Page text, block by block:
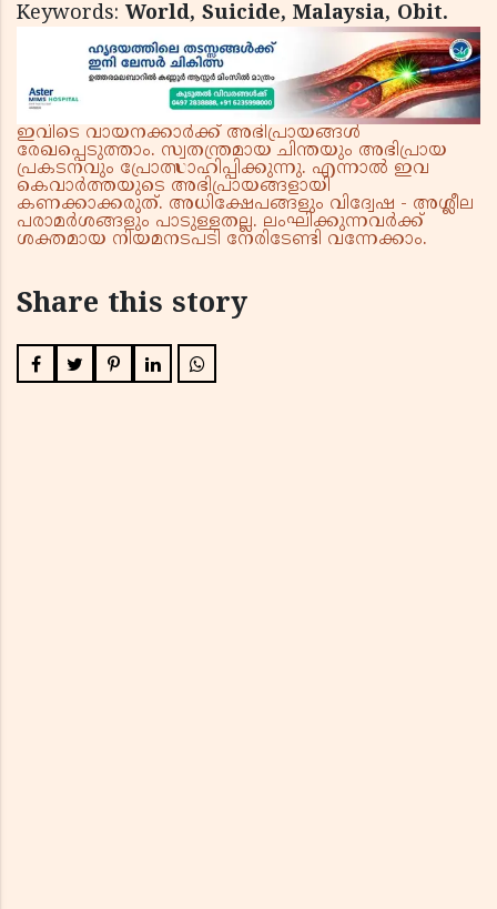
Keywords: World, Suicide, Malaysia, Obit.
ഇവിടെ വായനക്കാർക്ക് അഭിപ്രായങ്ങൾ
രേഖപ്പെടുത്താം. സ്വതന്ത്രമായ ചിന്തയും അഭിപ്രായ
പ്രകടനവും പ്രോത്സാഹിപ്പിക്കുന്നു. എന്നാൽ ഇവ
കെവാർത്തയുടെ അഭിപ്രായങ്ങളായി
കണക്കാക്കരുത്. അധിക്ഷേപങ്ങളും വിദ്വേഷ - അശ്ലീല
പരാമർശങ്ങളും പാടുള്ളതല്ല. ലംഘിക്കുന്നവർക്ക്
ശക്തമായ നിയമനടപടി നേരിടേണ്ടി വന്നേക്കാം.
Share this story